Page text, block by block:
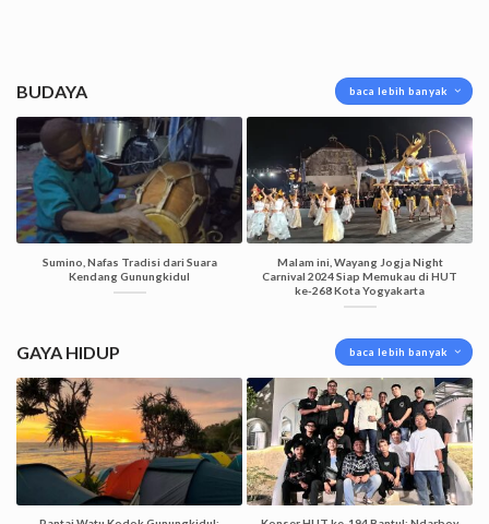
BUDAYA baca lebih banyak
Sumino, Nafas Tradisi dari Suara
Kendang Gunungkidul
Malam ini, Wayang Jogja Night
Carnival 2024 Siap Memukau di HUT
ke-268 Kota Yogyakarta
GAYA HIDUP baca lebih banyak